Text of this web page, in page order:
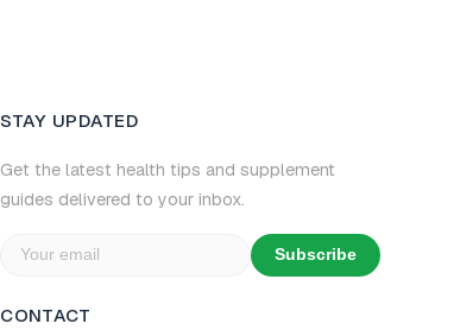
STAY UPDATED
Get the latest health tips and supplement
guides delivered to your inbox.
Subscribe
CONTACT